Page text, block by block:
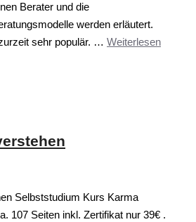
Berater und die
werden erläutert.
sehr populär. … Weiterlesen
Selbststudium Kurs Karma
107 Seiten inkl. Zertifikat nur 39€ .